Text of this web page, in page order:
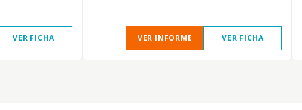
VER FICHA VER INFORME VER FICHA